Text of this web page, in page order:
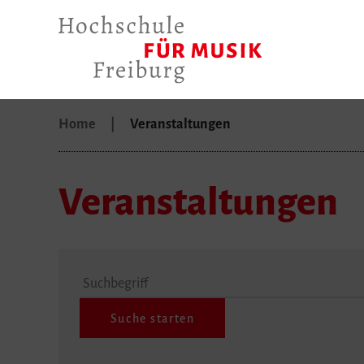
Home Veranstaltungen
Veranstaltungen
Suchbegriff